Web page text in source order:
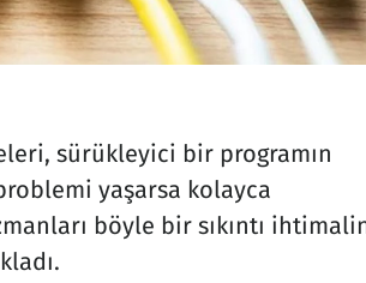
sürükleyici bir programın
yaşarsa kolayca
böyle bir sıkıntı